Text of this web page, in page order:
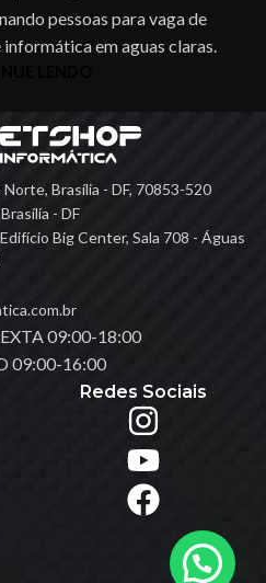
pessoas para vaga de
em aguas claras.
Brasília - DF, 70853-520
- DF
Big Center, Sala 708 - Águas
09:00-18:00
09:00-16:00
Redes Sociais